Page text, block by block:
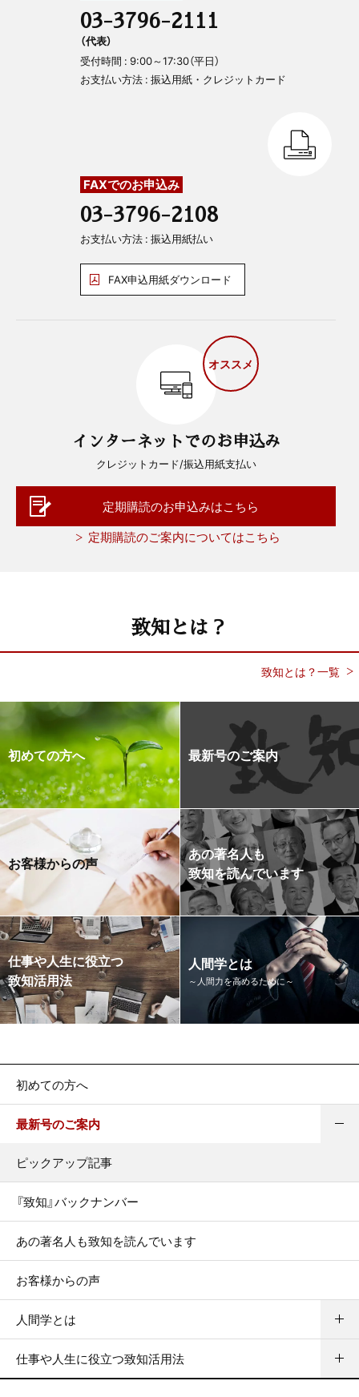
03-3796-2111
（代表）
受付時間 : 9:00～17:30（平日）
お支払い方法 : 振込用紙・クレジットカード
FAXでのお申込み
03-3796-2108
お支払い方法 : 振込用紙払い
FAX申込用紙ダウンロード
オススメ
インターネットでのお申込み
クレジットカード/振込用紙支払い
定期購読のお申込みはこちら
定期購読のご案内についてはこちら
致知とは？
致知とは？一覧
初めての方へ 最新号のご案内
お客様からの声
あの著名人も
致知を読んでいます
仕事や人生に役立つ
致知活用法
人間学とは
～人間力を高めるために～
初めての方へ
最新号のご案内
ピックアップ記事
『致知』バックナンバー
あの著名人も致知を読んでいます
お客様からの声
人間学とは
仕事や人生に役立つ致知活用法